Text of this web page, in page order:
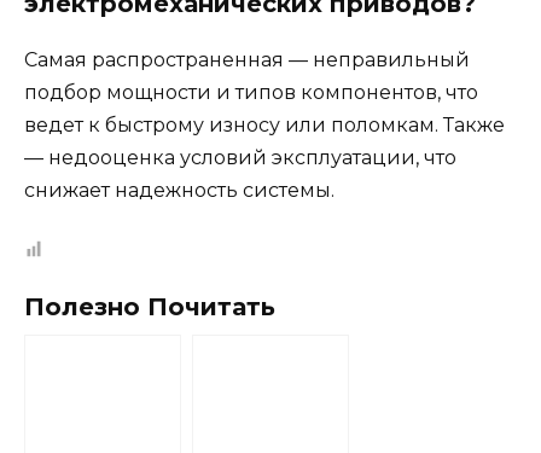
Самая распространенная — неправильный
подбор мощности и типов компонентов, что
ведет к быстрому износу или поломкам. Также
— недооценка условий эксплуатации, что
снижает надежность системы.
Полезно Почитать